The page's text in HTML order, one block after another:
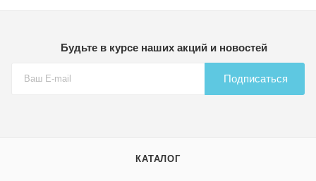
Будьте в курсе наших акций и новостей
Подписаться
КАТАЛОГ